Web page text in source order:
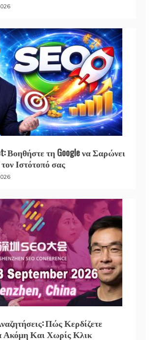
Βοηθήστε τη Google να Σαρώνει
Ιστότοπό σας
Πώς Κερδίζετε
Ακόμη Και Χωρίς Κλικ